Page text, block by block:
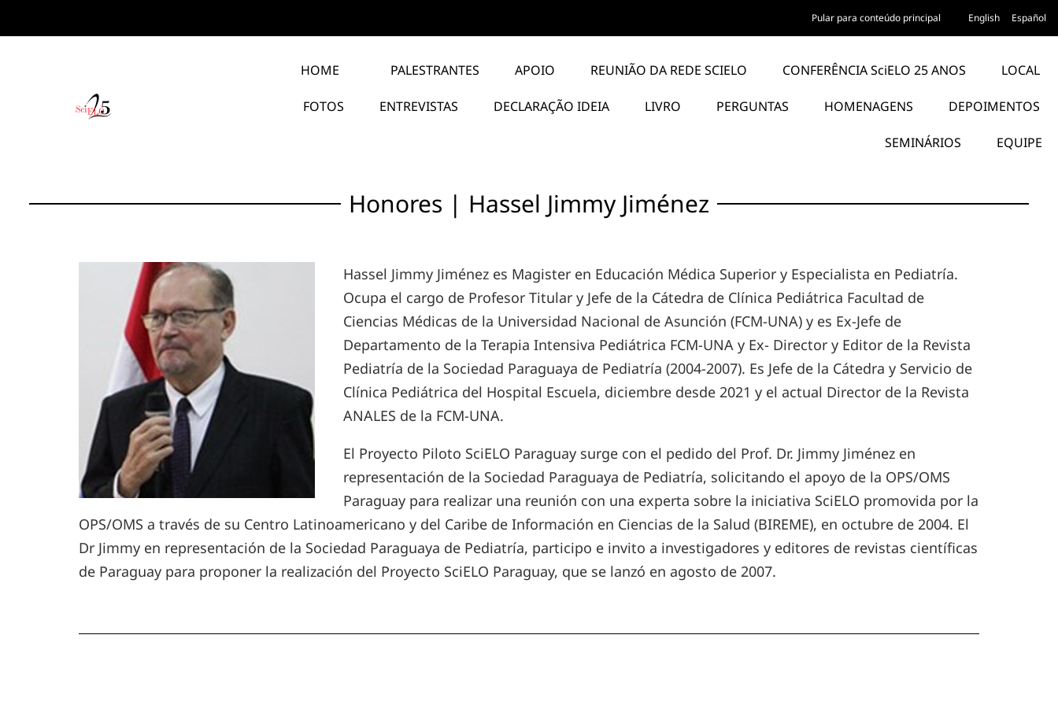
Pular para conteúdo principal English Español
HOME PALESTRANTES APOIO REUNIÃO DA REDE SCIELO CONFERÊNCIA SciELO 25 ANOS LOCAL
FOTOS ENTREVISTAS DECLARAÇÃO IDEIA LIVRO PERGUNTAS HOMENAGENS DEPOIMENTOS
SEMINÁRIOS EQUIPE
Honores | Hassel Jimmy Jiménez
Hassel Jimmy Jiménez es Magister en Educación Médica Superior y Especialista en Pediatría.
Ocupa el cargo de Profesor Titular y Jefe de la Cátedra de Clínica Pediátrica Facultad de
Ciencias Médicas de la Universidad Nacional de Asunción (FCM-UNA) y es Ex-Jefe de
Departamento de la Terapia Intensiva Pediátrica FCM-UNA y Ex- Director y Editor de la Revista
Pediatría de la Sociedad Paraguaya de Pediatría (2004-2007). Es Jefe de la Cátedra y Servicio de
Clínica Pediátrica del Hospital Escuela, diciembre desde 2021 y el actual Director de la Revista
ANALES de la FCM-UNA.
El Proyecto Piloto SciELO Paraguay surge con el pedido del Prof. Dr. Jimmy Jiménez en
representación de la Sociedad Paraguaya de Pediatría, solicitando el apoyo de la OPS/OMS
Paraguay para realizar una reunión con una experta sobre la iniciativa SciELO promovida por la
OPS/OMS a través de su Centro Latinoamericano y del Caribe de Información en Ciencias de la Salud (BIREME), en octubre de 2004. El
Dr Jimmy en representación de la Sociedad Paraguaya de Pediatría, participo e invito a investigadores y editores de revistas científicas
de Paraguay para proponer la realización del Proyecto SciELO Paraguay, que se lanzó en agosto de 2007.